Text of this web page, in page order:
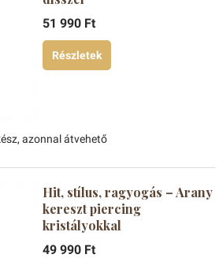
51 990 Ft
Részletek
azonnal átvehető
Hit, stílus, ragyogás – Arany
kereszt piercing
kristályokkal
49 990 Ft